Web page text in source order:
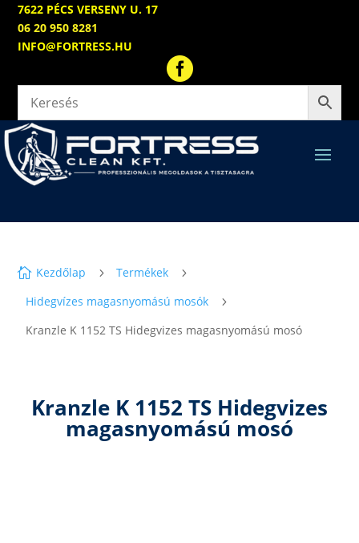
7622 PÉCS VERSENY U. 17
06 20 950 8281
INFO@FORTRESS.HU

 Kezdőlap 5 Termékek 5
Hidegvízes magasnyomású mosók 5
Kranzle K 1152 TS Hidegvizes magasnyomású mosó
Kranzle K 1152 TS Hidegvizes
magasnyomású mosó